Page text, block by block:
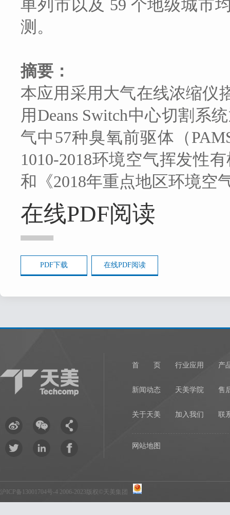
单列市以及 59 个地级城市
测。
摘要：
本应用采用大气在线浓缩仪
用Deans Switch中心切割系
气中57种臭氧前驱体（
1010-2018环境空气挥发性
和《2018年重点地区环境空
在线PDF阅读
PDF下载 在线PDF阅读
首 页 行业应用 产
新闻动态 天美学院 售
关于天美 加入我们 联
网站地图
沪ICP备13001704号-4 2006-2023版权©天美集团